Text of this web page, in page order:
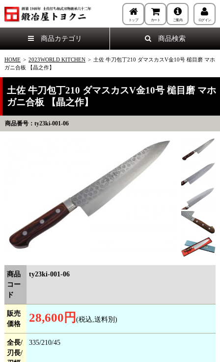
トップ カート ご案内 ログイン
商品カテゴリ 商品検索
HOME > 2023WORLD KITCHEN > 土佐 牛刀包丁210 ダマスカスV金10号 槌目磨 マホ
ガニ合板 【晶之作】
土佐 牛刀包丁210 ダマスカスV金10号 槌目磨 マホ
ガニ合板 【晶之作】
商品番号：ty23ki-001-06
商品
コー
ド
ty23ki-001-06
販売
価格
28,600円 (税込,送料別)
全長/
刃長/
335/210/45